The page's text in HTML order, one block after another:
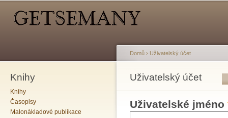
Knihy
Knihy
Časopisy
Malonákladové publikace
Jste zde
Domů › Uživatelský účet
Uživatelský účet
Hlavní záložky
Uživatelské jméno